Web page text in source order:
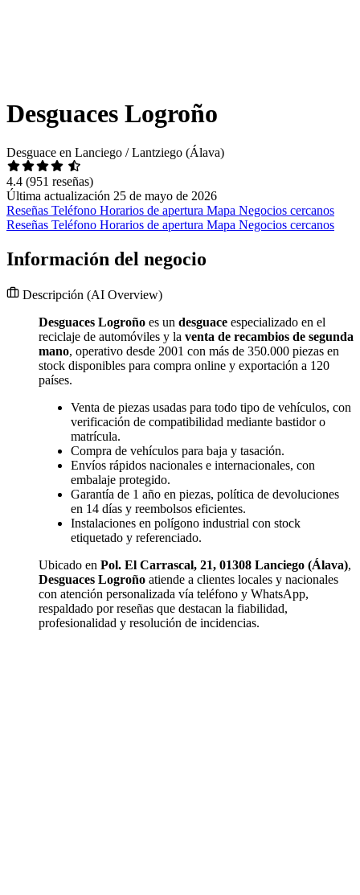
Desguaces Logroño
Desguace en Lanciego / Lantziego (Álava)
4.4 (951 reseñas)
Última actualización 25 de mayo de 2026
Reseñas Teléfono Horarios de apertura Mapa Negocios cercanos
Reseñas Teléfono Horarios de apertura Mapa Negocios cercanos
Información del negocio
Descripción (AI Overview)
Desguaces Logroño es un desguace especializado en el
reciclaje de automóviles y la venta de recambios de segunda
mano, operativo desde 2001 con más de 350.000 piezas en
stock disponibles para compra online y exportación a 120
países.
Venta de piezas usadas para todo tipo de vehículos, con
verificación de compatibilidad mediante bastidor o
matrícula.
Compra de vehículos para baja y tasación.
Envíos rápidos nacionales e internacionales, con
embalaje protegido.
Garantía de 1 año en piezas, política de devoluciones
en 14 días y reembolsos eficientes.
Instalaciones en polígono industrial con stock
etiquetado y referenciado.
Ubicado en Pol. El Carrascal, 21, 01308 Lanciego (Álava),
Desguaces Logroño atiende a clientes locales y nacionales
con atención personalizada vía teléfono y WhatsApp,
respaldado por reseñas que destacan la fiabilidad,
profesionalidad y resolución de incidencias.